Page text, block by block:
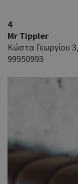
4
Mr Tippler
Κώστα Γεωργίου
99950993